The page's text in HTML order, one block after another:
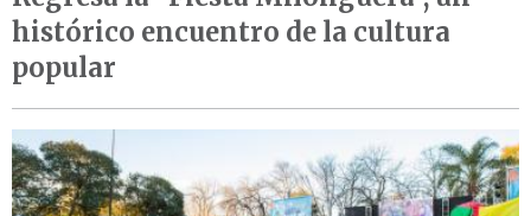
histórico encuentro de la cultura
popular